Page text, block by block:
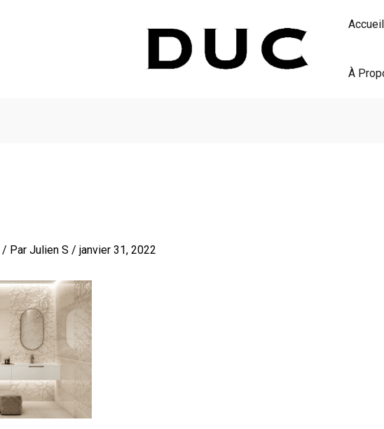
Accueil
À
/ Par Julien S / janvier 31, 2022